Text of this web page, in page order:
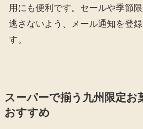
用にも便利です。セールや季節
逃さないよう、メール通知を登
す。
スーパーで揃う九州限定お
おすすめ